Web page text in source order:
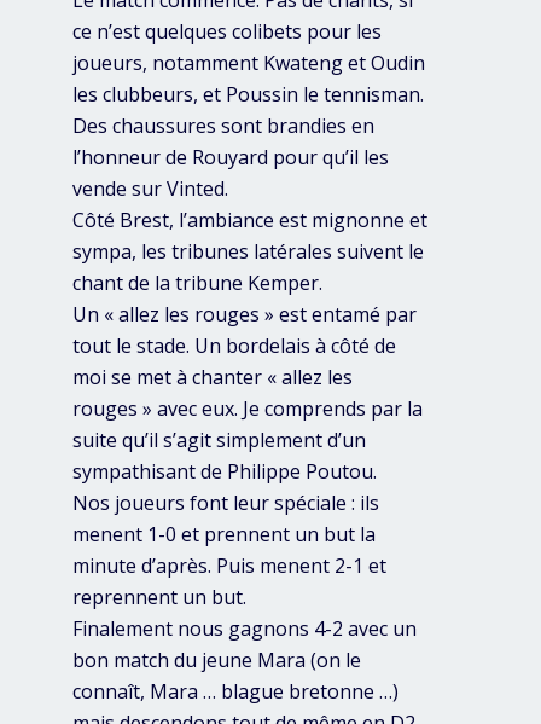
ce n’est quelques colibets pour les
joueurs, notamment Kwateng et Oudin
les clubbeurs, et Poussin le tennisman.
Des chaussures sont brandies en
l’honneur de Rouyard pour qu’il les
vende sur Vinted.
Côté Brest, l’ambiance est mignonne et
sympa, les tribunes latérales suivent le
chant de la tribune Kemper.
Un « allez les rouges » est entamé par
tout le stade. Un bordelais à côté de
moi se met à chanter « allez les
rouges » avec eux. Je comprends par la
suite qu’il s’agit simplement d’un
sympathisant de Philippe Poutou.
Nos joueurs font leur spéciale : ils
menent 1-0 et prennent un but la
minute d’après. Puis menent 2-1 et
reprennent un but.
Finalement nous gagnons 4-2 avec un
bon match du jeune Mara (on le
connaît, Mara … blague bretonne …)